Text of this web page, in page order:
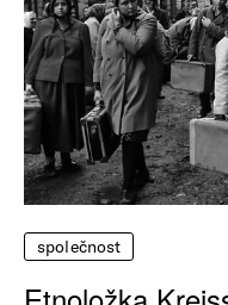
společnost